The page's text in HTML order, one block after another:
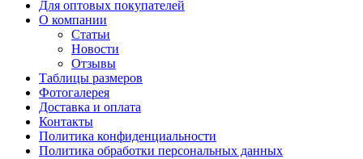
Для оптовых покупателей
О компании
Статьи
Новости
Отзывы
Таблицы размеров
Фотогалерея
Доставка и оплата
Контакты
Политика конфиденциальности
Политика обработки персональных данных